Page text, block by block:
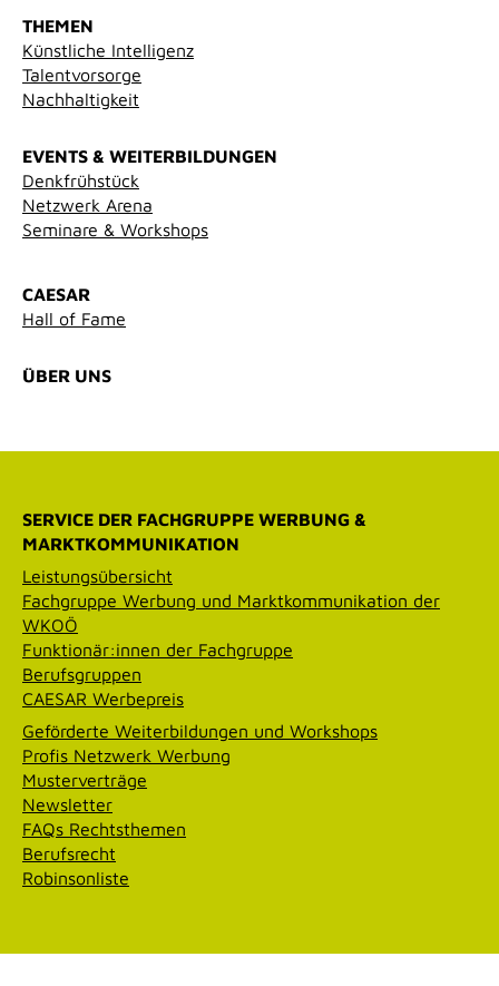
THEMEN
Künstliche Intelligenz
Talentvorsorge
Nachhaltigkeit
EVENTS & WEITERBILDUNGEN
Denkfrühstück
Netzwerk Arena
Seminare & Workshops
CAESAR
Hall of Fame
ÜBER UNS
SERVICE DER FACHGRUPPE WERBUNG &
MARKTKOMMUNIKATION
Leistungsübersicht
Fachgruppe Werbung und Marktkommunikation der
WKOÖ
Funktionär:innen der Fachgruppe
Berufsgruppen
CAESAR Werbepreis
Geförderte Weiterbildungen und Workshops
Profis Netzwerk Werbung
Musterverträge
Newsletter
FAQs Rechtsthemen
Berufsrecht
Robinsonliste